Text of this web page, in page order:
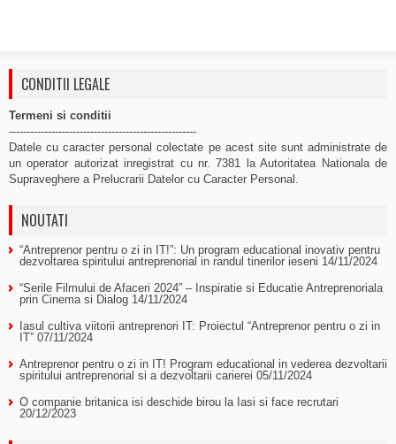
CONDITII LEGALE
Termeni si conditii
-----------------------------------------------------
Datele cu caracter personal colectate pe acest site sunt administrate de
un operator autorizat inregistrat cu nr. 7381 la Autoritatea Nationala de
Supraveghere a Prelucrarii Datelor cu Caracter Personal.
NOUTATI
“Antreprenor pentru o zi in IT!”: Un program educational inovativ pentru
dezvoltarea spiritului antreprenorial in randul tinerilor ieseni 14/11/2024
“Serile Filmului de Afaceri 2024” – Inspiratie si Educatie Antreprenoriala
prin Cinema si Dialog 14/11/2024
Iasul cultiva viitorii antreprenori IT: Proiectul “Antreprenor pentru o zi in
IT” 07/11/2024
Antreprenor pentru o zi in IT! Program educational in vederea dezvoltarii
spiritului antreprenorial si a dezvoltarii carierei 05/11/2024
O companie britanica isi deschide birou la Iasi si face recrutari
20/12/2023